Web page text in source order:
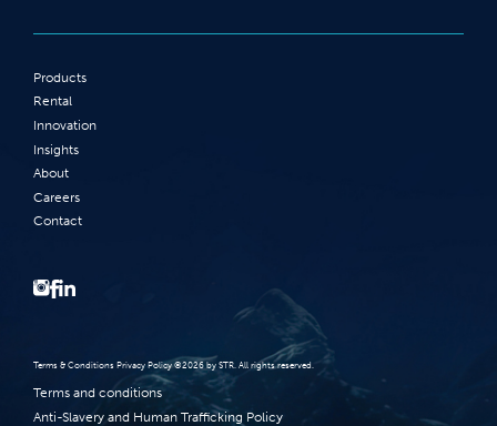
Products
Rental
Innovation
Insights
About
Careers
Contact
Terms‭ ‬&‭ ‬Conditions Privacy Policy‭ ‬©2026 ‬by STR‭. ‬All rights reserved‭.‬
Terms and conditions
Anti-Slavery and Human Trafficking Policy